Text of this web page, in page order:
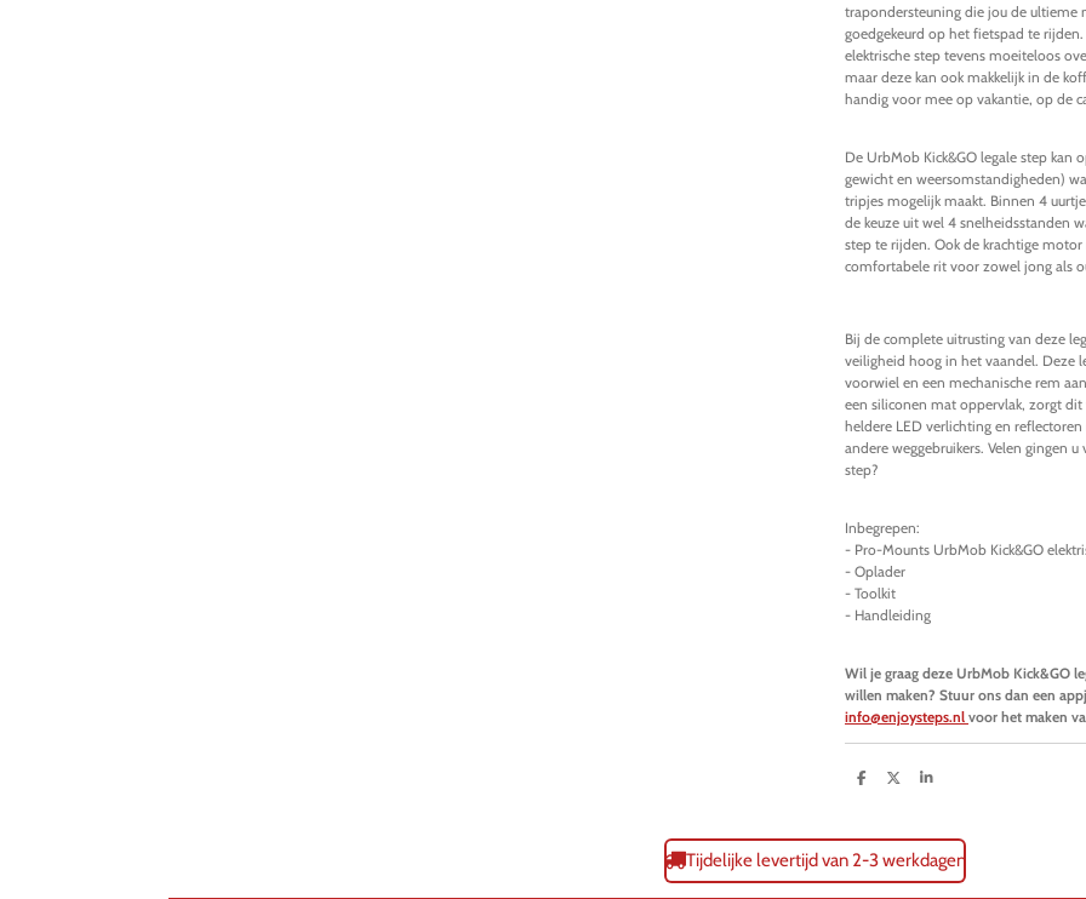
trapondersteuning die jou de
goedgekeurd op het fietspad te
elektrische step tevens moeiteloos
maar deze kan ook makkelijk in de
handig voor mee op vakantie, op de
De UrbMob Kick&GO legale step kan
gewicht en weersomstandigheden)
tripjes mogelijk maakt. Binnen 4
de keuze uit wel 4 snelheidsstanden
step te rijden. Ook de krachtige
comfortabele rit voor zowel jong als
Bij de complete uitrusting van deze
veiligheid hoog in het vaandel. Deze
voorwiel en een mechanische rem
een siliconen mat oppervlak, zorgt
heldere LED verlichting en
andere weggebruikers. Velen gingen
step?
Inbegrepen:
- Pro-Mounts UrbMob Kick&GO
- Oplader
- Toolkit
- Handleiding
Wil je graag deze UrbMob Kick&GO
willen maken? Stuur ons dan een
info@enjoysteps.nl voor het maken
D
n
D
S
e
Tijdelijke levertijd van 2-3 werkdagen